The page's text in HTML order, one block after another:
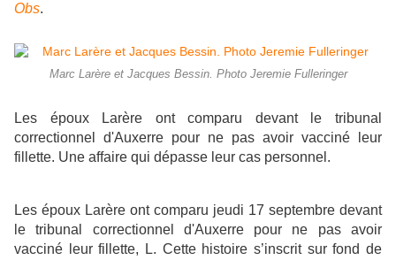
Obs.
Marc Larère et Jacques Bessin. Photo Jeremie Fulleringer
Les époux Larère ont comparu devant le tribunal
correctionnel d'Auxerre pour ne pas avoir vacciné leur
fillette. Une affaire qui dépasse leur cas personnel.
Les époux Larère ont comparu jeudi 17 septembre devant
le tribunal correctionnel d'Auxerre pour ne pas avoir
vacciné leur fillette, L. Cette histoire s’inscrit sur fond de